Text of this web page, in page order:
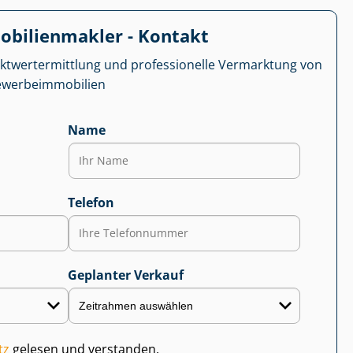
- Kontakt
und professionelle Vermarktung von
Name
Telefon
Geplanter Verkauf
gelesen und verstanden.